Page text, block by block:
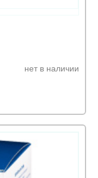
нет в наличии